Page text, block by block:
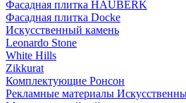
Фасадная плитка HAUBERK
Фасадная плитка Docke
Искусственный камень
Leonardo Stone
White Hills
Zikkurat
Комплектующие Ронсон
Рекламные материалы